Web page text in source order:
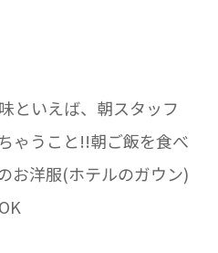
といえば、朝スタッフ
ゃうこと!!朝ご飯を食べ
お洋服(ホテルのガウン)